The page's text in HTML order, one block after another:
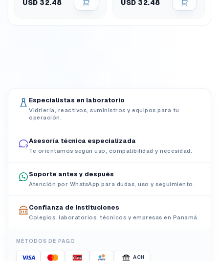
USD 32.48 USD 32.48
Especialistas en laboratorio
Vidriería, reactivos, suministros y equipos para tu
operación.
Asesoría técnica especializada
Te orientamos según uso, compatibilidad y necesidad.
Soporte antes y después
Atención por WhatsApp para dudas, uso y seguimiento.
Confianza de instituciones
Colegios, laboratorios, técnicos y empresas en Panamá.
MÉTODOS DE PAGO
ACH